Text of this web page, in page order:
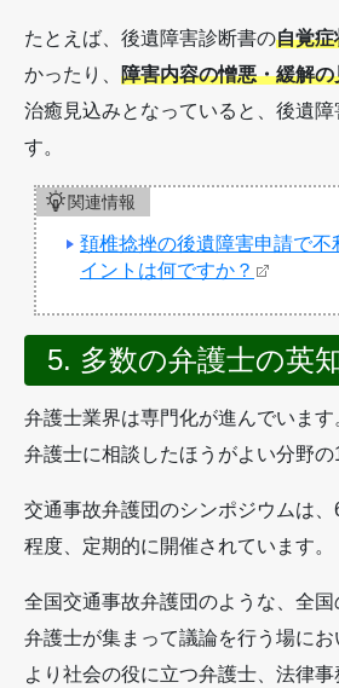
たとえば、後遺障害診断書の自覚症
かったり、 障害内容の憎悪・緩解の
治癒見込みとなっていると、後遺
す。
関連情報
頚椎捻挫の後遺障害申請で不
イントは何ですか？
5. 多数の弁護士の英
弁護士業界は専門化が進んでいま
弁護士に相談したほうがよい分野の
交通事故弁護団のシンポジウムは
程度、定期的に開催されています。
全国交通事故弁護団のような、全
弁護士が集まって議論を行う場にお
より社会の役に立つ弁護士、法律事